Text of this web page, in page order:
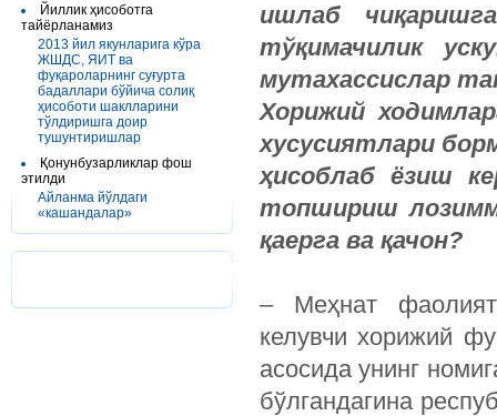
Йиллик ҳисоботга
тайёрланамиз
2013 йил якунларига кўра
ЖШДС, ЯИТ ва
фуқароларнинг суғурта
бадаллари бўйича солиқ
ҳисоботи шаклларини
тўлдиришга доир
тушунтиришлар
Қонунбузарликлар фош
этилди
Айланма йўлдаги
«кашандалар»
ишлаб
тўқимачилик
мутахассислар
Хорижий
хусу­сиятлари
ҳисоблаб ёзиш
топшириш
қаерга ва қачон?
– Меҳнат
келувчи хорижий
асосида унинг
бўлгандагина